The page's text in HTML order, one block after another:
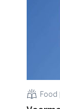
Food